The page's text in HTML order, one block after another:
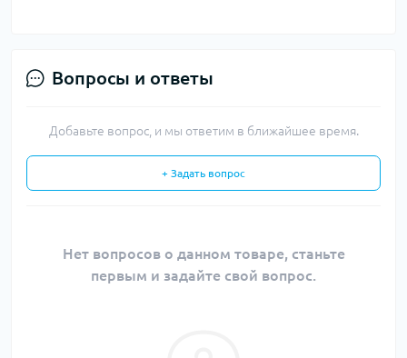
Вопросы и ответы
Добавьте вопрос, и мы ответим в ближайшее время.
+ Задать вопрос
Нет вопросов о данном товаре, станьте
первым и задайте свой вопрос.